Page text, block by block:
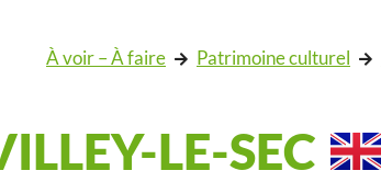
À voir – À faire Patrimoine culturel
LE-SEC